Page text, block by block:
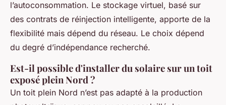
l’autoconsommation. Le stockage virtuel, basé sur
des contrats de réinjection intelligente, apporte de la
flexibilité mais dépend du réseau. Le choix dépend
du degré d’indépendance recherché.
Est-il possible d'installer du solaire sur un toit
exposé plein Nord ?
Un toit plein Nord n’est pas adapté à la production